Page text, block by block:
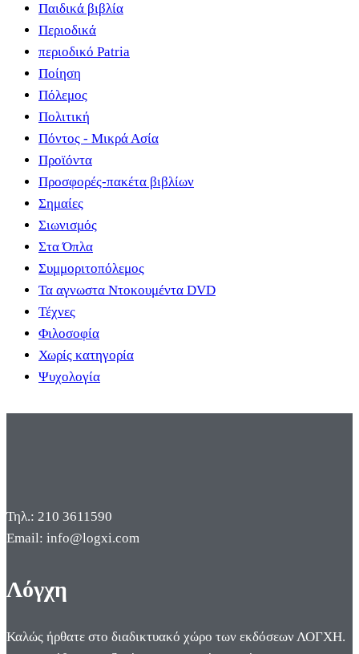
Παιδικά βιβλία
Περιοδικά
περιοδικό Patria
Ποίηση
Πόλεμος
Πολιτική
Πόντος - Μικρά Ασία
Προϊόντα
Προσφορές-πακέτα βιβλίων
Σημαίες
Σιωνισμός
Στα Όπλα
Συμμοριτοπόλεμος
Τα αγνωστα Ντοκουμέντα DVD
Τέχνες
Φιλοσοφία
Χωρίς κατηγορία
Ψυχολογία
Τηλ.: 210 3611590
Email: info@logxi.com
Λόγχη
Καλώς ήρθατε στο διαδικτυακό χώρο των εκδόσεων ΛΟΓΧΗ.